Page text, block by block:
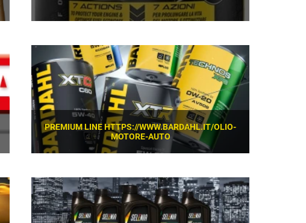
PREMIUM LINE HTTPS://WWW.BARDAHL.IT/OLIO-
MOTORE-AUTO